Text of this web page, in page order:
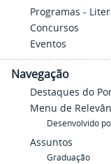
Programas -
Concursos
Eventos
Navegação
Destaques do
Menu de
Desenvolvido
Assuntos
Graduação